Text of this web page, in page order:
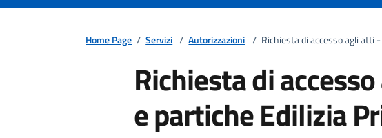
Home Page / Servizi / Autorizzazioni / Richiesta di accesso agli atti
Richiesta di
e partiche Edilizia